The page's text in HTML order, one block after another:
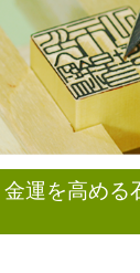
運を高める